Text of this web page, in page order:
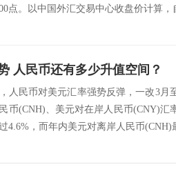
点。以中国外汇交易中心收盘价计算，
人民币还有多少升值空间？
人民币对美元汇率强势反弹，一改3月
币(CNH)、美元对在岸人民币(CNY)汇
4.6%，而年内美元对离岸人民币(CNH)